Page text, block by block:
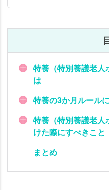
ング実績500法人以上、講演
夜明け（テレビ東京）」など
特養（特別養護老人
は
特養の3か月ルール
特養（特別養護老
けた際にすべきこと
まとめ